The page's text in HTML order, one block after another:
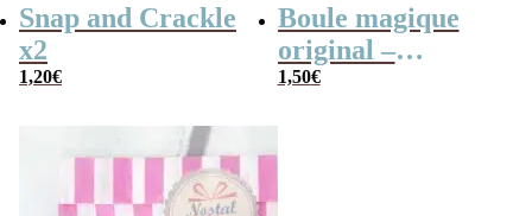
Snap and Crackle
x2
1,20€
Boule magique
original –
Jawbreaker 2×3
1,50€